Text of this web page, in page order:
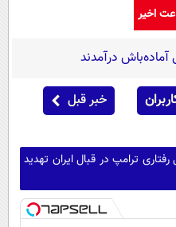
اخیر
درآمدند
خبر قبل
ترامپ در قبال ایران تهدید